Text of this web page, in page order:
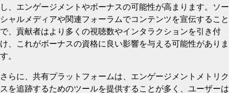
し、エンゲージメントやボーナスの可能性が高まります。ソー
シャルメディアや関連フォーラムでコンテンツを宣伝すること
で、貢献者はより多くの視聴数やインタラクションを引き付
け、これがボーナスの資格に良い影響を与える可能性がありま
す。
さらに、共有プラットフォームは、エンゲージメントメトリク
スを追跡するためのツールを提供することが多く、ユーザーは